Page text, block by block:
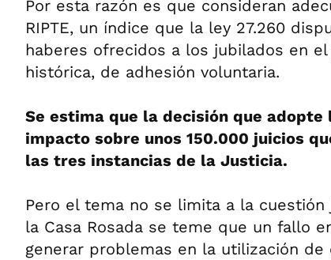
Por esta razón es que consideran
RIPTE, un índice que la ley 27.260
haberes ofrecidos a los jubilados en
histórica, de adhesión voluntaria.
Se estima que la decisión que
impacto sobre unos 150.000 juicios
las tres instancias de la Justicia.
Pero el tema no se limita a la
la Casa Rosada se teme que un fallo
generar problemas en la utilización